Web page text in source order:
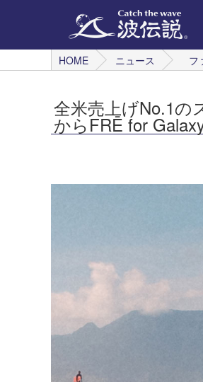
HOME
ニュース フ
全米売上げNo.1の
からFRĒ for